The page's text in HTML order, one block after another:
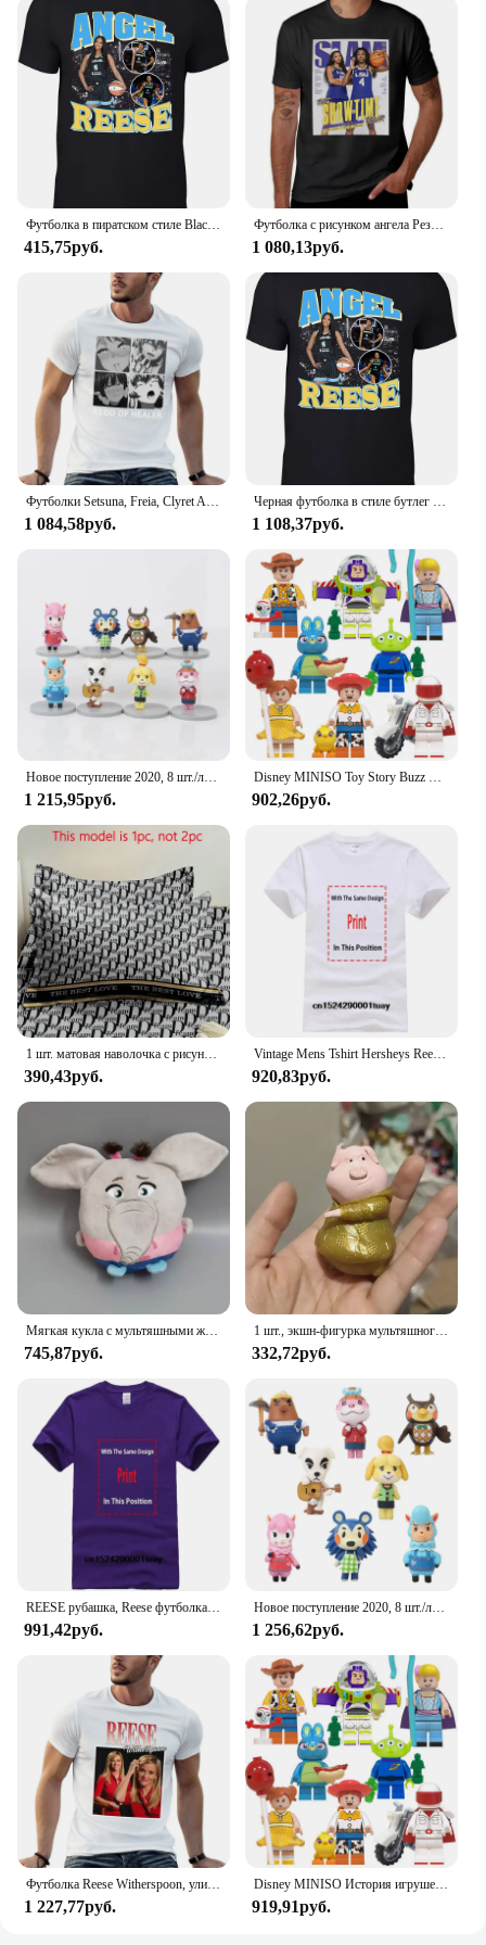
your partner in every scenario. The robust
construction withstands the rigors of daily use,
while the sleek design ensures that your phone
remains stylish. The case's compatibility with
various phone models makes it a popular choice
among wholesalers, vendors, and suppliers,
ensuring that it's readily available for sale. Embrace
the fusion of protection and style with the Reese
Witherspoon thriller phone case, your trusted ally in
the digital world.
415,75руб.
Футболка с рисунком ангела Реза Х флауя шлема, женские топы, белая аниме одежда для мальчиков, Мужская футболка с рисунком
1 080,13руб.
1 084,58руб. 1 108,37руб.
Новое поступление 2020, 8 шт./лот, Animal Crossing, новые горизонты, Cyrus K.K Reese Isabelle, фигурки героев, игрушки, коллекция ПВХ, модель игрушки
1 215,95руб.
Disney MINISO Toy Story Buzz Lightyear Three Eyed Boy Woody Reese Children's Building Block Puzzle Toy Christmas Birthday Gifts
902,26руб.
1 шт. матовая наволочка с рисунком Reese, Мягкая Наволочка с застежкой-конвертом для спальни, постельное белье
390,43руб.
Vintage Mens Tshirt Hersheys Reeses Kisses Band small
920,83руб.
Мягкая кукла с мультяшными животными размером 20 ~ 25 см, поет Мина, детская коллекция, искусственная игрушка
745,87руб.
1 шт., экшн-фигурка мультяшного животного, 5-8 см
332,72руб.
REESE рубашка, Reese футболка дань памяти Reese Horace Wilkerson, Малкольм в середине, винтажные смешные футболки с надписью «Merch», Джастином Тайлером берфилдом
991,42руб.
Новое поступление 2020, 8 шт./лот, Animal Crossing, новые горизонты, Cyrus K.K Reese Isabelle, фигурки героев, игрушки, модель из ПВХ, коллекция игрушек
1 256,62руб.
Футболка Reese Witherspoon, уличная одежда, эстетичная одежда, тяжелые футболки для мужчин
1 227,77руб.
Disney MINISO История игрушек Базз Лайтер трехглазный мальчик Вуди рейз Детский конструктор пазл игрушки рождественские подарки на день рождения
919,91руб.